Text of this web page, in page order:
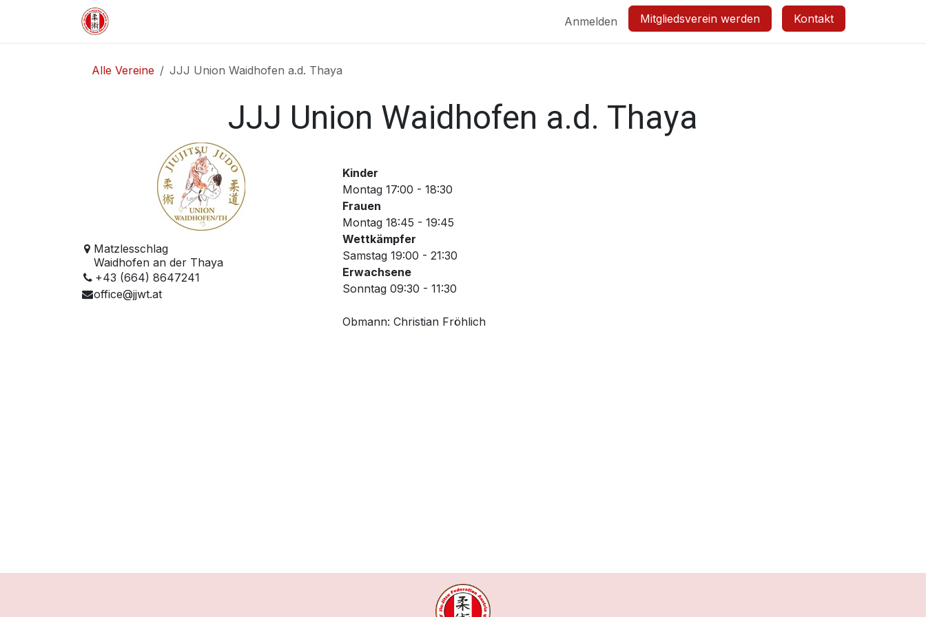
Zum Inhalt springen
Anmelden Mitgliedsverein werden Kontakt
Alle Vereine JJJ Union Waidhofen a.d. Thaya
JJJ Union Waidhofen a.d. Thaya
Matzlesschlag
Waidhofen an der Thaya
+43 (664) 8647241
office@jjwt.at
Kinder
Montag 17:00 - 18:30
Frauen
Montag 18:45 - 19:45
Wettkämpfer
Samstag 19:00 - 21:30
Erwachsene
Sonntag 09:30 - 11:30
Obmann: Christian Fröhlich